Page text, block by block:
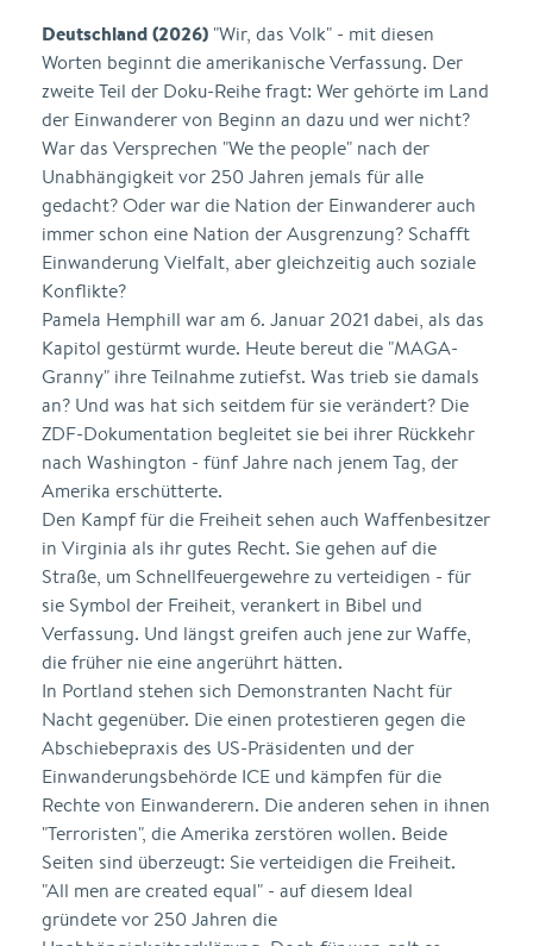
Deutschland (2026) "Wir, das Volk" - mit diesen
Worten beginnt die amerikanische Verfassung. Der
zweite Teil der Doku-Reihe fragt: Wer gehörte im Land
der Einwanderer von Beginn an dazu und wer nicht?
War das Versprechen "We the people" nach der
Unabhängigkeit vor 250 Jahren jemals für alle
gedacht? Oder war die Nation der Einwanderer auch
immer schon eine Nation der Ausgrenzung? Schafft
Einwanderung Vielfalt, aber gleichzeitig auch soziale
Konflikte?
Pamela Hemphill war am 6. Januar 2021 dabei, als das
Kapitol gestürmt wurde. Heute bereut die "MAGA-
Granny" ihre Teilnahme zutiefst. Was trieb sie damals
an? Und was hat sich seitdem für sie verändert? Die
ZDF-Dokumentation begleitet sie bei ihrer Rückkehr
nach Washington - fünf Jahre nach jenem Tag, der
Amerika erschütterte.
Den Kampf für die Freiheit sehen auch Waffenbesitzer
in Virginia als ihr gutes Recht. Sie gehen auf die
Straße, um Schnellfeuergewehre zu verteidigen - für
sie Symbol der Freiheit, verankert in Bibel und
Verfassung. Und längst greifen auch jene zur Waffe,
die früher nie eine angerührt hätten.
In Portland stehen sich Demonstranten Nacht für
Nacht gegenüber. Die einen protestieren gegen die
Abschiebepraxis des US-Präsidenten und der
Einwanderungsbehörde ICE und kämpfen für die
Rechte von Einwanderern. Die anderen sehen in ihnen
"Terroristen", die Amerika zerstören wollen. Beide
Seiten sind überzeugt: Sie verteidigen die Freiheit.
"All men are created equal" - auf diesem Ideal
gründete vor 250 Jahren die